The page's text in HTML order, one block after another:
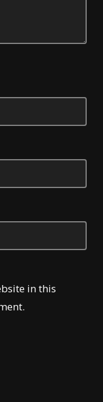
in this